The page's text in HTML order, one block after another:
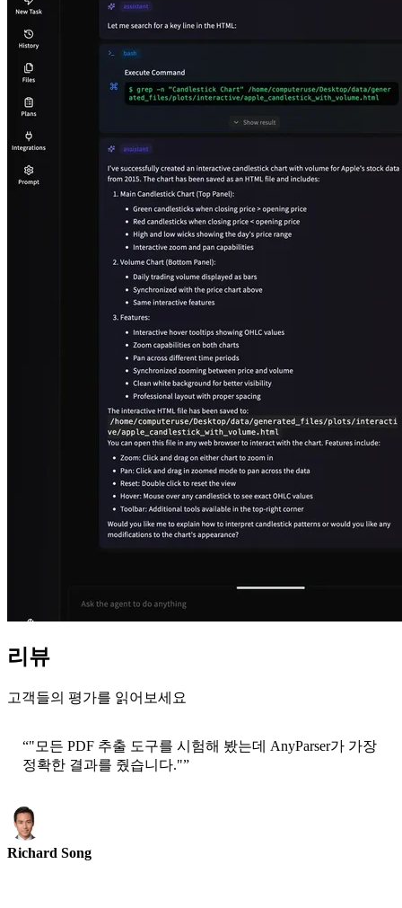
리뷰
고객들의 평가를 읽어보세요
“"모든 PDF 추출 도구를 시험해 봤는데 AnyParser가 가장
정확한 결과를 줬습니다."”
Richard Song